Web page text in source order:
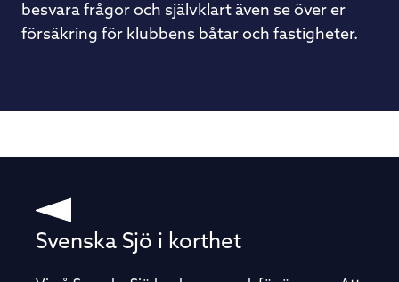
besvara frågor och självklart även se över er
försäkring för klubbens båtar och fastigheter.
Svenska Sjö i korthet